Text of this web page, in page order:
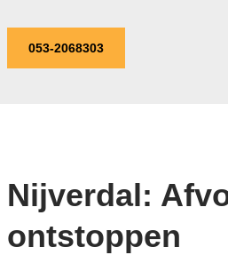
053-2068303
Nijverdal:
ontstoppen